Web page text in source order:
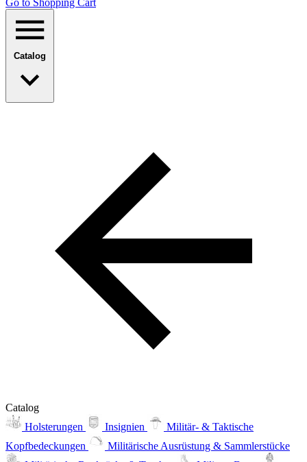
Go to Shopping Сart
Catalog
Catalog
Holsterungen
Insignien
Militär- & Taktische
Kopfbedeckungen
Militärische Ausrüstung & Sammlerstücke